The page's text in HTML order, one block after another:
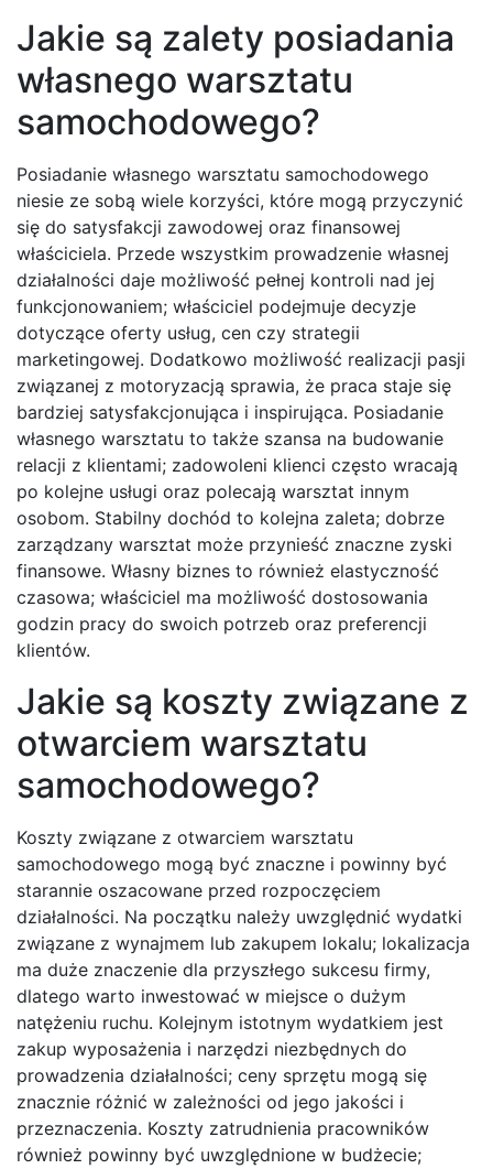
Jakie są zalety posiadania
własnego warsztatu
samochodowego?
Posiadanie własnego warsztatu samochodowego
niesie ze sobą wiele korzyści, które mogą przyczynić
się do satysfakcji zawodowej oraz finansowej
właściciela. Przede wszystkim prowadzenie własnej
działalności daje możliwość pełnej kontroli nad jej
funkcjonowaniem; właściciel podejmuje decyzje
dotyczące oferty usług, cen czy strategii
marketingowej. Dodatkowo możliwość realizacji pasji
związanej z motoryzacją sprawia, że praca staje się
bardziej satysfakcjonująca i inspirująca. Posiadanie
własnego warsztatu to także szansa na budowanie
relacji z klientami; zadowoleni klienci często wracają
po kolejne usługi oraz polecają warsztat innym
osobom. Stabilny dochód to kolejna zaleta; dobrze
zarządzany warsztat może przynieść znaczne zyski
finansowe. Własny biznes to również elastyczność
czasowa; właściciel ma możliwość dostosowania
godzin pracy do swoich potrzeb oraz preferencji
klientów.
Jakie są koszty związane z
otwarciem warsztatu
samochodowego?
Koszty związane z otwarciem warsztatu
samochodowego mogą być znaczne i powinny być
starannie oszacowane przed rozpoczęciem
działalności. Na początku należy uwzględnić wydatki
związane z wynajmem lub zakupem lokalu; lokalizacja
ma duże znaczenie dla przyszłego sukcesu firmy,
dlatego warto inwestować w miejsce o dużym
natężeniu ruchu. Kolejnym istotnym wydatkiem jest
zakup wyposażenia i narzędzi niezbędnych do
prowadzenia działalności; ceny sprzętu mogą się
znacznie różnić w zależności od jego jakości i
przeznaczenia. Koszty zatrudnienia pracowników
również powinny być uwzględnione w budżecie;